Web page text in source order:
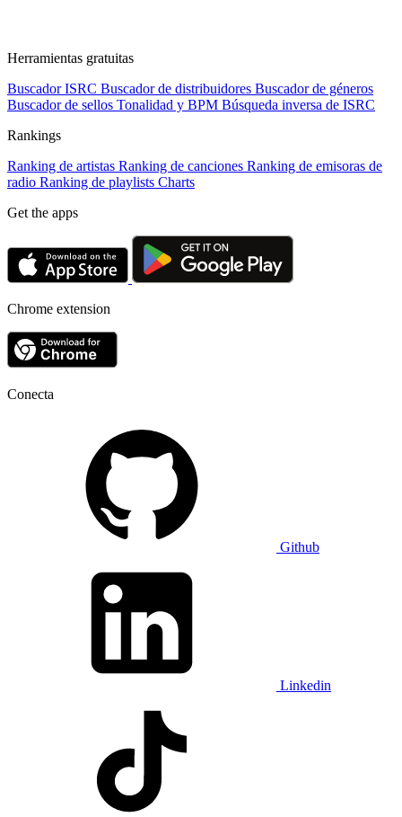
Herramientas gratuitas
Buscador ISRC Buscador de distribuidores Buscador de géneros
Buscador de sellos Tonalidad y BPM Búsqueda inversa de ISRC
Rankings
Ranking de artistas Ranking de canciones Ranking de emisoras de
radio Ranking de playlists Charts
Get the apps
Chrome extension
Conecta
Github
Linkedin